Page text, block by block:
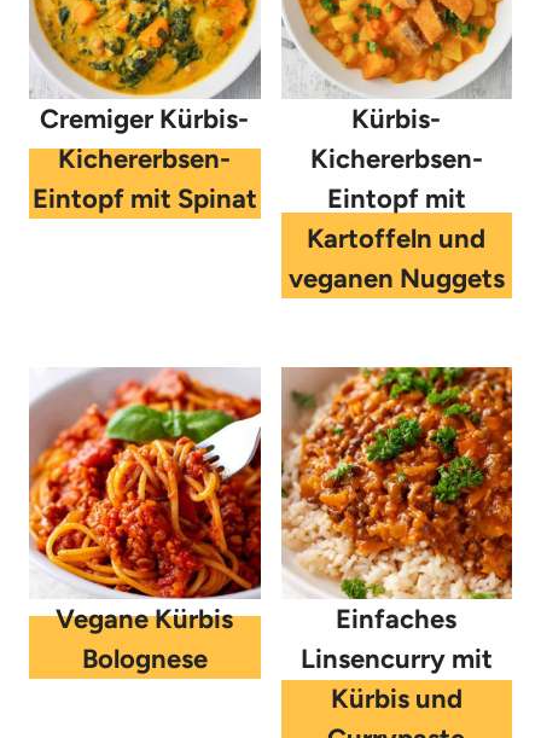
Cremiger Kürbis-
Kichererbsen-
Eintopf mit Spinat
Kürbis-
Kichererbsen-
Eintopf mit
Kartoffeln und
veganen Nuggets
Vegane Kürbis
Bolognese
Einfaches
Linsencurry mit
Kürbis und